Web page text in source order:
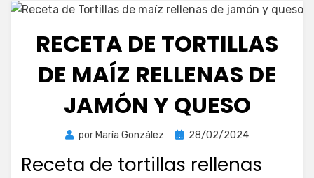
RECETA DE TORTILLAS
DE MAÍZ RELLENAS DE
JAMÓN Y QUESO
por María González
Publicada
28/02/2024
Receta de tortillas rellenas